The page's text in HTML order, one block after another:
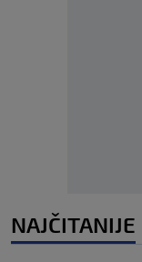
NAJČITANIJE